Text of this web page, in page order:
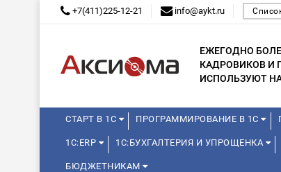
+7(411)225-12-21 info@aykt.ru
ЕЖЕГОДНО
КАДРОВИКОВ И
ИСПОЛЬЗУЮТ
СТАРТ В 1С ПРОГРАММИРОВАНИЕ В 1С
1С:ERP 1С:БУХГАЛТЕРИЯ И УПРОЩЕНКА
БЮДЖЕТНИКАМ